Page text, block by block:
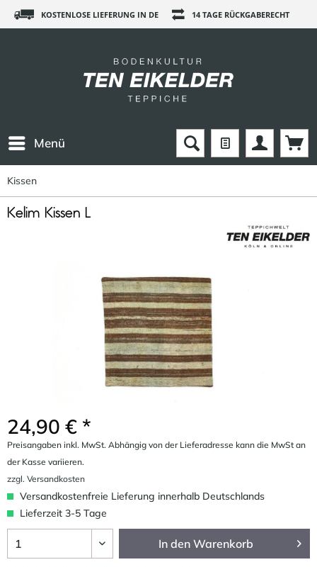
KOSTENLOSE LIEFERUNG IN DE 14 TAGE RÜCKGABERECHT
Menü
Kissen
Kelim Kissen L
24,90 € *
Preisangaben inkl. MwSt. Abhängig von der Lieferadresse kann die MwSt an
der Kasse variieren.
zzgl. Versandkosten
Versandkostenfreie Lieferung innerhalb Deutschlands
Lieferzeit 3-5 Tage
In den Warenkorb